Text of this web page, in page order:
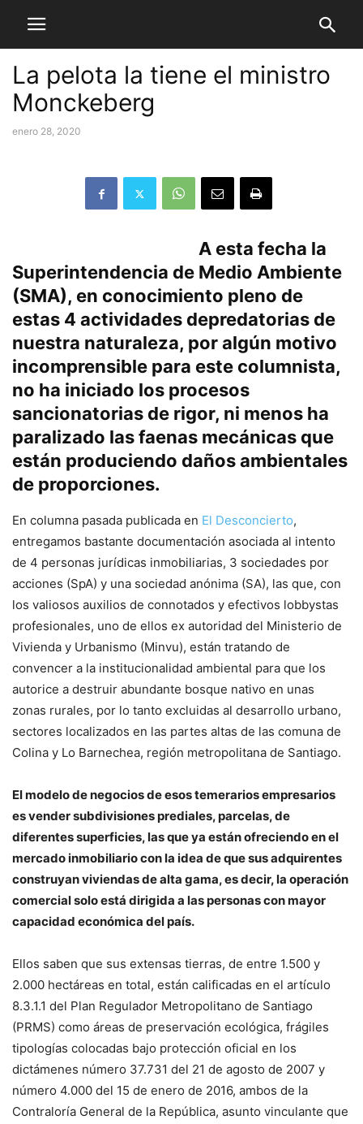
La pelota la tiene el ministro
Monckeberg
enero 28, 2020
A esta fecha la
Superintendencia de Medio Ambiente
(SMA), en conocimiento pleno de
estas 4 actividades depredatorias de
nuestra naturaleza, por algún motivo
incomprensible para este columnista,
no ha iniciado los procesos
sancionatorias de rigor, ni menos ha
paralizado las faenas mecánicas que
están produciendo daños ambientales
de proporciones.
En columna pasada publicada en El Desconcierto,
entregamos bastante documentación asociada al intento
de 4 personas jurídicas inmobiliarias, 3 sociedades por
acciones (SpA) y una sociedad anónima (SA), las que, con
los valiosos auxilios de connotados y efectivos lobbystas
profesionales, uno de ellos ex autoridad del Ministerio de
Vivienda y Urbanismo (Minvu), están tratando de
convencer a la institucionalidad ambiental para que los
autorice a destruir abundante bosque nativo en unas
zonas rurales, por lo tanto excluidas al desarrollo urbano,
sectores localizados en las partes altas de las comuna de
Colina y Lo Barnechea, región metropolitana de Santiago.
El modelo de negocios de esos temerarios empresarios
es vender subdivisiones prediales, parcelas, de
diferentes superficies, las que ya están ofreciendo en el
mercado inmobiliario con la idea de que sus adquirentes
construyan viviendas de alta gama, es decir, la operación
comercial solo está dirigida a las personas con mayor
capacidad económica del país.
Ellos saben que sus extensas tierras, de entre 1.500 y
2.000 hectáreas en total, están calificadas en el artículo
8.3.1.1 del Plan Regulador Metropolitano de Santiago
(PRMS) como áreas de preservación ecológica, frágiles
tipologías colocadas bajo protección oficial en los
dictámenes número 37.731 del 21 de agosto de 2007 y
número 4.000 del 15 de enero de 2016, ambos de la
Contraloría General de la República, asunto vinculante que